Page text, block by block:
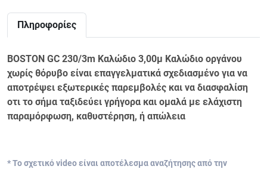
Πληροφορίες
BOSTON GC 230/3m Καλώδιο 3,00μ Καλώδιο οργάνου
χωρίς θόρυβο είναι επαγγελματικά σχεδιασμένο για να
αποτρέψει εξωτερικές παρεμβολές και να διασφαλίση
οτι το σήμα ταξιδεύει γρήγορα και ομαλά με ελάχιστη
παραμόρφωση, καθυστέρηση, ή απώλεια
* Το σχετικό video είναι αποτέλεσμα αναζήτησης από την